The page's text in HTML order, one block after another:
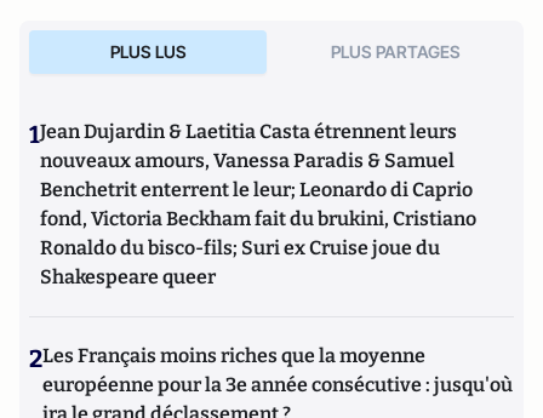
PLUS LUS PLUS PARTAGES
1Jean Dujardin & Laetitia Casta étrennent leurs
nouveaux amours, Vanessa Paradis & Samuel
Benchetrit enterrent le leur; Leonardo di Caprio
fond, Victoria Beckham fait du brukini, Cristiano
Ronaldo du bisco-fils; Suri ex Cruise joue du
Shakespeare queer
2Les Français moins riches que la moyenne
européenne pour la 3e année consécutive : jusqu'où